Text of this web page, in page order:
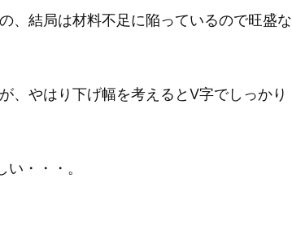
、結局は材料不足に陥っているので旺盛な
、やはり下げ幅を考えるとV字でしっかり
・・・。